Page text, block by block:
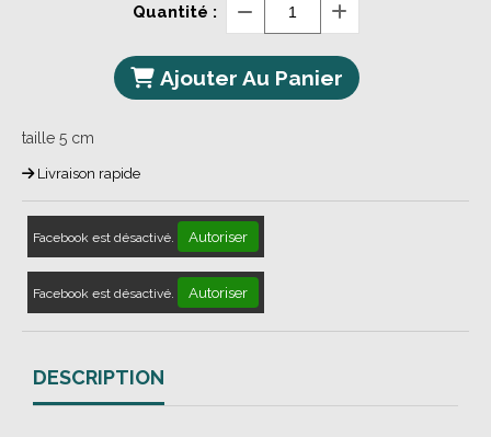
Quantité :
Ajouter Au Panier
taille 5 cm
Livraison rapide
Facebook est désactivé. Autoriser
Facebook est désactivé. Autoriser
DESCRIPTION